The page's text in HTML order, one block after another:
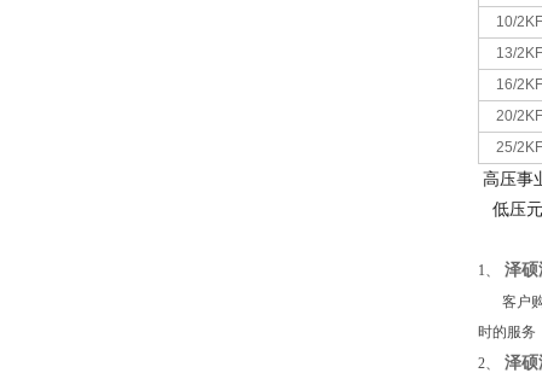
10/2KF
13/2KF
16/2KF
20/2KF
25/2KF
高压事
低压
1、 泽硕
客户
时的服务
2、 泽硕